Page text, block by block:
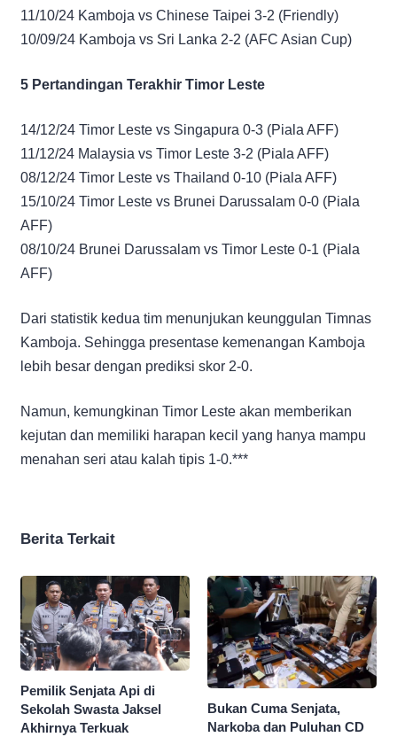
11/10/24 Kamboja vs Chinese Taipei 3-2 (Friendly)
10/09/24 Kamboja vs Sri Lanka 2-2 (AFC Asian Cup)
5 Pertandingan Terakhir Timor Leste
14/12/24 Timor Leste vs Singapura 0-3 (Piala AFF)
11/12/24 Malaysia vs Timor Leste 3-2 (Piala AFF)
08/12/24 Timor Leste vs Thailand 0-10 (Piala AFF)
15/10/24 Timor Leste vs Brunei Darussalam 0-0 (Piala
AFF)
08/10/24 Brunei Darussalam vs Timor Leste 0-1 (Piala
AFF)
Dari statistik kedua tim menunjukan keunggulan Timnas
Kamboja. Sehingga presentase kemenangan Kamboja
lebih besar dengan prediksi skor 2-0.
Namun, kemungkinan Timor Leste akan memberikan
kejutan dan memiliki harapan kecil yang hanya mampu
menahan seri atau kalah tipis 1-0.***
Berita Terkait
Pemilik Senjata Api di
Sekolah Swasta Jaksel
Akhirnya Terkuak
Bukan Cuma Senjata,
Narkoba dan Puluhan CD